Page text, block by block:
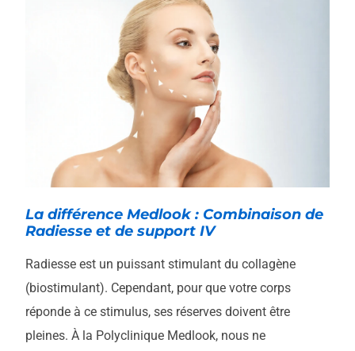
La différence Medlook : Combinaison de
Radiesse et de support IV
Radiesse est un puissant stimulant du collagène
(biostimulant). Cependant, pour que votre corps
réponde à ce stimulus, ses réserves doivent être
pleines. À la Polyclinique Medlook, nous ne